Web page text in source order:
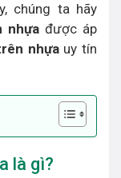
chúng ta hãy
nhựa được áp
nhựauy tín
là gì?